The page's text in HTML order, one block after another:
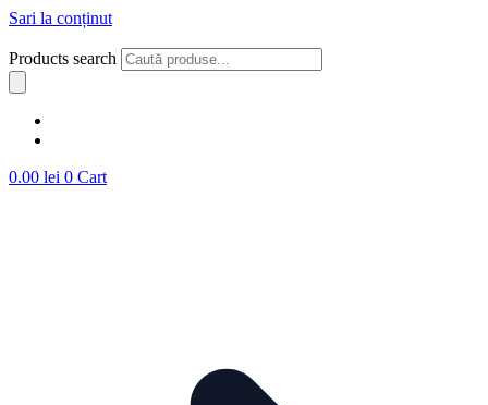
Sari la conținut
Products search
0.00 lei 0 Cart